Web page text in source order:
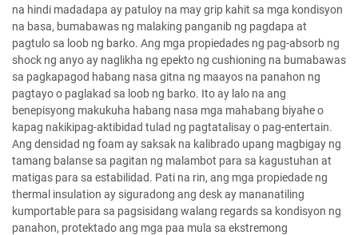
na hindi madadapa ay patuloy na may grip kahit sa mga kondisyon
na basa, bumabawas ng malaking panganib ng pagdapa at
pagtulo sa loob ng barko. Ang mga propiedades ng pag-absorb ng
shock ng anyo ay naglikha ng epekto ng cushioning na bumabawas
sa pagkapagod habang nasa gitna ng maayos na panahon ng
pagtayo o paglakad sa loob ng barko. Ito ay lalo na ang
benepisyong makukuha habang nasa mga mahabang biyahe o
kapag nakikipag-aktibidad tulad ng pagtatalisay o pag-entertain.
Ang densidad ng foam ay saksak na kalibrado upang magbigay ng
tamang balanse sa pagitan ng malambot para sa kagustuhan at
matigas para sa estabilidad. Pati na rin, ang mga propiedade ng
thermal insulation ay siguradong ang desk ay mananatiling
kumportable para sa pagsisidang walang regards sa kondisyon ng
panahon, protektado ang mga paa mula sa ekstremong